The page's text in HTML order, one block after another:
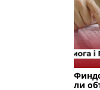
ли